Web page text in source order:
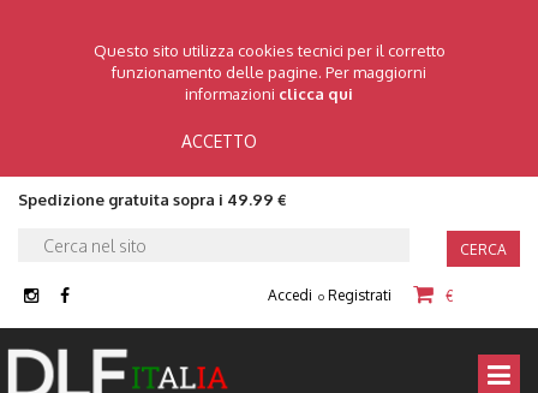
Questo sito utilizza cookies tecnici per il corretto
funzionamento delle pagine. Per maggiorni
informazioni clicca qui
ACCETTO
Spedizione gratuita sopra i 49.99 €
CERCA
Accedi o Registrati €